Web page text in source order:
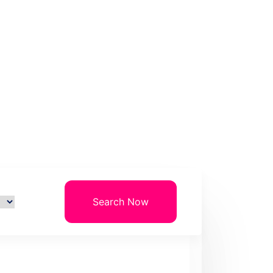
Search Now